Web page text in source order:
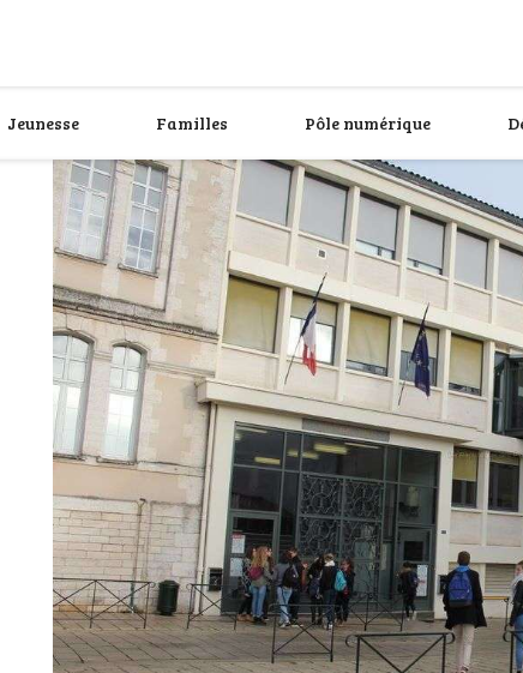
Jeunesse Familles Pôle numérique